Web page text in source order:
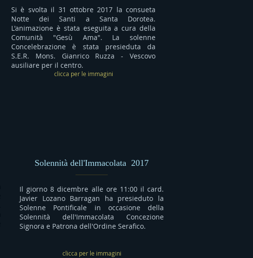
Si è svolta il 31 ottobre 2017 la consueta
Notte dei Santi a Santa Dorotea.
L'animazione è stata eseguita a cura della
Comunità "Gesù Ama". La solenne
Concelebrazione è stata presieduta da
S.E.R. Mons. Gianrico Ruzza - Vescovo
ausiliare per il centro.
clicca per le immagini
Solennità dell'Immacolata 2017
Il giorno 8 dicembre alle ore 11:00 il card.
Javier Lozano Barragan ha presieduto la
Solenne Pontificale in occasione della
Solennità dell'Immacolata Concezione
Signora e Patrona dell'Ordine Serafico.
clicca per le immagini